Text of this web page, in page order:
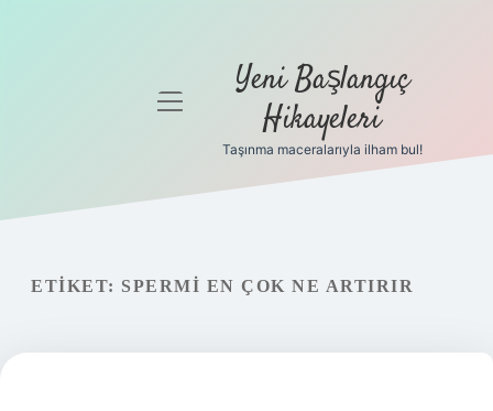
Gizlilik
Yasal Uyarı
Hakkımızda
menüyü
Yeni Başlangıç
Hikayeleri
Taşınma maceralarıyla ilham bul!
ETIKET: SPERMI EN ÇOK NE ARTIRIR